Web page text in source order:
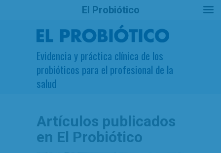
Evidencia y práctica clínica de los
probióticos para el profesional de la
salud
Artículos publicados
en El Probiótico
El Probiótico